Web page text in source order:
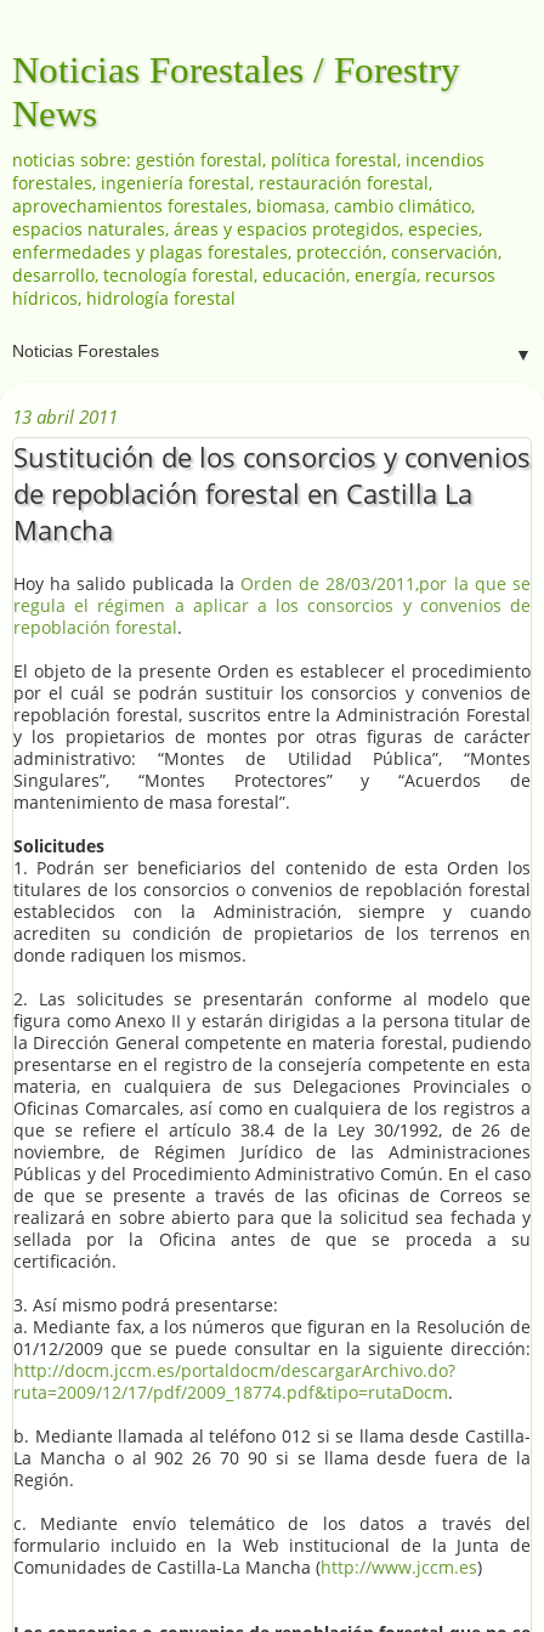
Noticias Forestales / Forestry
News
noticias sobre: gestión forestal, política forestal, incendios
forestales, ingeniería forestal, restauración forestal,
aprovechamientos forestales, biomasa, cambio climático,
espacios naturales, áreas y espacios protegidos, especies,
enfermedades y plagas forestales, protección, conservación,
desarrollo, tecnología forestal, educación, energía, recursos
hídricos, hidrología forestal
▼
13 abril 2011
Sustitución de los consorcios y convenios
de repoblación forestal en Castilla La
Mancha
Hoy ha salido publicada la Orden de 28/03/2011,por la que se
regula el régimen a aplicar a los consorcios y convenios de
repoblación forestal.
El objeto de la presente Orden es establecer el procedimiento
por el cuál se podrán sustituir los consorcios y convenios de
repoblación forestal, suscritos entre la Administración Forestal
y los propietarios de montes por otras figuras de carácter
administrativo: “Montes de Utilidad Pública”, “Montes
Singulares”, “Montes Protectores” y “Acuerdos de
mantenimiento de masa forestal”.
Solicitudes
1. Podrán ser beneficiarios del contenido de esta Orden los
titulares de los consorcios o convenios de repoblación forestal
establecidos con la Administración, siempre y cuando
acrediten su condición de propietarios de los terrenos en
donde radiquen los mismos.
2. Las solicitudes se presentarán conforme al modelo que
figura como Anexo II y estarán dirigidas a la persona titular de
la Dirección General competente en materia forestal, pudiendo
presentarse en el registro de la consejería competente en esta
materia, en cualquiera de sus Delegaciones Provinciales o
Oficinas Comarcales, así como en cualquiera de los registros a
que se refiere el artículo 38.4 de la Ley 30/1992, de 26 de
noviembre, de Régimen Jurídico de las Administraciones
Públicas y del Procedimiento Administrativo Común. En el caso
de que se presente a través de las oficinas de Correos se
realizará en sobre abierto para que la solicitud sea fechada y
sellada por la Oficina antes de que se proceda a su
certificación.
3. Así mismo podrá presentarse:
a. Mediante fax, a los números que figuran en la Resolución de
01/12/2009 que se puede consultar en la siguiente dirección:
http://docm.jccm.es/portaldocm/descargarArchivo.do?
ruta=2009/12/17/pdf/2009_18774.pdf&tipo=rutaDocm.
b. Mediante llamada al teléfono 012 si se llama desde Castilla-
La Mancha o al 902 26 70 90 si se llama desde fuera de la
Región.
c. Mediante envío telemático de los datos a través del
formulario incluido en la Web institucional de la Junta de
Comunidades de Castilla-La Mancha (http://www.jccm.es)